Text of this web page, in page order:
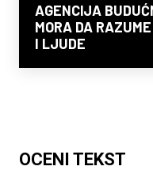
AGENCIJA
MORA DA
I LJUDE
OCENI TEKST